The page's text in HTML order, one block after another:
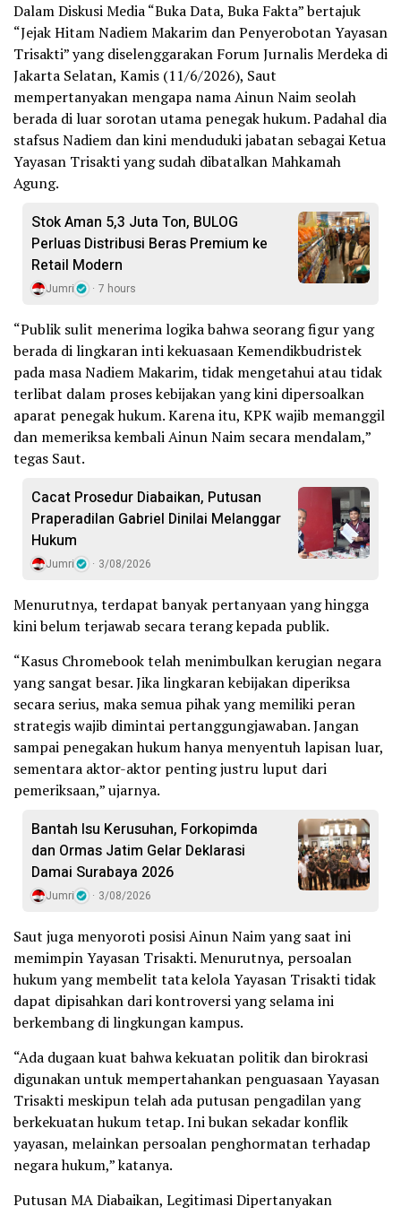
Dalam Diskusi Media “Buka Data, Buka Fakta” bertajuk
“Jejak Hitam Nadiem Makarim dan Penyerobotan Yayasan
Trisakti” yang diselenggarakan Forum Jurnalis Merdeka di
Jakarta Selatan, Kamis (11/6/2026), Saut
mempertanyakan mengapa nama Ainun Naim seolah
berada di luar sorotan utama penegak hukum. Padahal dia
stafsus Nadiem dan kini menduduki jabatan sebagai Ketua
Yayasan Trisakti yang sudah dibatalkan Mahkamah
Agung.
Stok Aman 5,3 Juta Ton, BULOG
Perluas Distribusi Beras Premium ke
Retail Modern
Jumri 7 hours
“Publik sulit menerima logika bahwa seorang figur yang
berada di lingkaran inti kekuasaan Kemendikbudristek
pada masa Nadiem Makarim, tidak mengetahui atau tidak
terlibat dalam proses kebijakan yang kini dipersoalkan
aparat penegak hukum. Karena itu, KPK wajib memanggil
dan memeriksa kembali Ainun Naim secara mendalam,”
tegas Saut.
Cacat Prosedur Diabaikan, Putusan
Praperadilan Gabriel Dinilai Melanggar
Hukum
Jumri 3/08/2026
Menurutnya, terdapat banyak pertanyaan yang hingga
kini belum terjawab secara terang kepada publik.
“Kasus Chromebook telah menimbulkan kerugian negara
yang sangat besar. Jika lingkaran kebijakan diperiksa
secara serius, maka semua pihak yang memiliki peran
strategis wajib dimintai pertanggungjawaban. Jangan
sampai penegakan hukum hanya menyentuh lapisan luar,
sementara aktor-aktor penting justru luput dari
pemeriksaan,” ujarnya.
Bantah Isu Kerusuhan, Forkopimda
dan Ormas Jatim Gelar Deklarasi
Damai Surabaya 2026
Jumri 3/08/2026
Saut juga menyoroti posisi Ainun Naim yang saat ini
memimpin Yayasan Trisakti. Menurutnya, persoalan
hukum yang membelit tata kelola Yayasan Trisakti tidak
dapat dipisahkan dari kontroversi yang selama ini
berkembang di lingkungan kampus.
“Ada dugaan kuat bahwa kekuatan politik dan birokrasi
digunakan untuk mempertahankan penguasaan Yayasan
Trisakti meskipun telah ada putusan pengadilan yang
berkekuatan hukum tetap. Ini bukan sekadar konflik
yayasan, melainkan persoalan penghormatan terhadap
negara hukum,” katanya.
Putusan MA Diabaikan, Legitimasi Dipertanyakan